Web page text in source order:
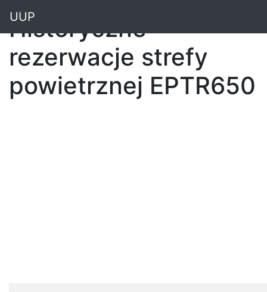
UUP
Historyczne
rezerwacje strefy
powietrznej EPTR650